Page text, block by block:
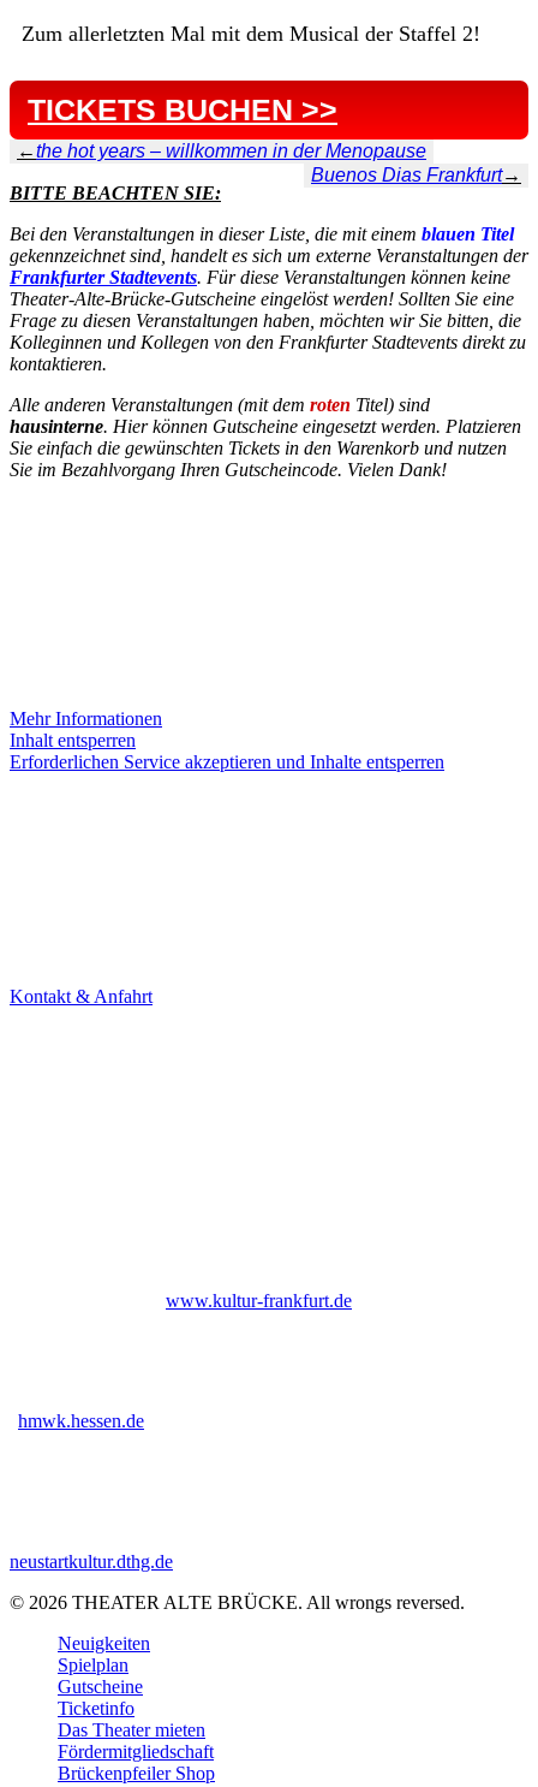
Zum allerletzten Mal mit dem Musical der Staffel 2!
TICKETS BUCHEN >>
←the hot years – willkommen in der Menopause
Buenos Dias Frankfurt→
BITTE BEACHTEN SIE:
Bei den Veranstaltungen in dieser Liste, die mit einem blauen Titel
gekennzeichnet sind, handelt es sich um externe Veranstaltungen der
Frankfurter Stadtevents. Für diese Veranstaltungen können keine
Theater-Alte-Brücke-Gutscheine eingelöst werden! Sollten Sie eine
Frage zu diesen Veranstaltungen haben, möchten wir Sie bitten, die
Kolleginnen und Kollegen von den Frankfurter Stadtevents direkt zu
kontaktieren.
Alle anderen Veranstaltungen (mit dem roten Titel) sind
hausinterne. Hier können Gutscheine eingesetzt werden. Platzieren
Sie einfach die gewünschten Tickets in den Warenkorb und nutzen
Sie im Bezahlvorgang Ihren Gutscheincode. Vielen Dank!
Mehr Informationen
Inhalt entsperren
Erforderlichen Service akzeptieren und Inhalte entsperren
Kontakt & Anfahrt
www.kultur-frankfurt.de
hmwk.hessen.de
neustartkultur.dthg.de
© 2026 THEATER ALTE BRÜCKE. All wrongs reversed.
Neuigkeiten
Spielplan
Gutscheine
Ticketinfo
Das Theater mieten
Fördermitgliedschaft
Brückenpfeiler Shop